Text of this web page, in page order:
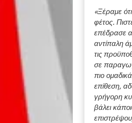
«Ξέραμε
φέτος.
επέδρασε
αντίπαλη
τις
σε
πιο
επίθεση,
γρήγορη
βάλει